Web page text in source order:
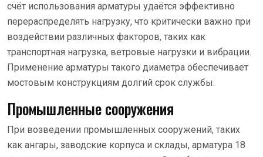
счёт использования арматуры удаётся эффективно
перераспределять нагрузку, что критически важно при
воздействии различных факторов, таких как
транспортная нагрузка, ветровые нагрузки и вибрации.
Применение арматуры такого диаметра обеспечивает
мостовым конструкциям долгий срок службы.
Промышленные сооружения
При возведении промышленных сооружений, таких
как ангары, заводские корпуса и склады, арматура 18